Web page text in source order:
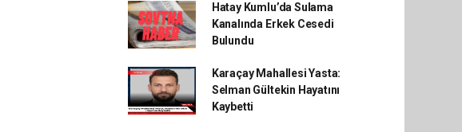
Hatay Kumlu’da Sulama
Kanalında Erkek Cesedi
Bulundu
Karaçay Mahallesi Yasta:
Selman Gültekin Hayatını
Kaybetti